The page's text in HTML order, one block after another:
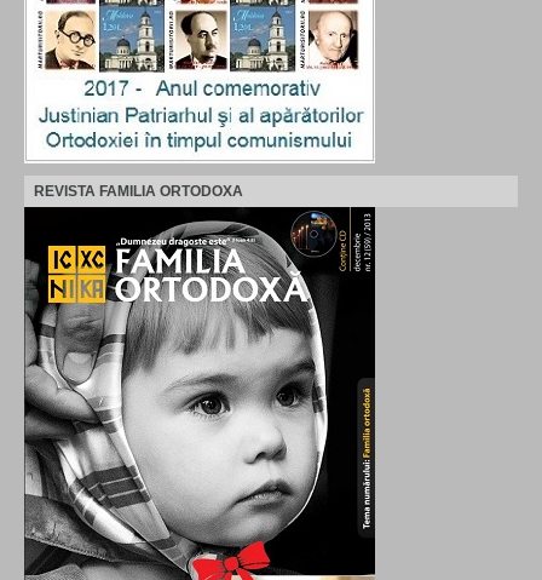
REVISTA FAMILIA ORTODOXA